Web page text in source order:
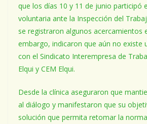
que los días 10 y 11 de junio participó
voluntaria ante la Inspección del
se registraron algunos acercamientos
embargo, indicaron que aún no existe
con el Sindicato Interempresa de
Elqui y CEM Elqui.
Desde la clínica aseguraron que
al diálogo y manifestaron que su
solución que permita retomar la